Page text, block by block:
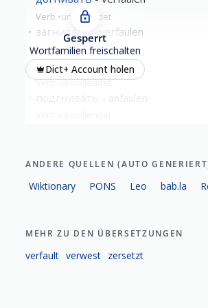
Verb unvollendet
загнива́ть verfaulen
Verb unvollendet
отгнива́ть abfaulen
Verb unvollendet
подгнива́ть
Gesperrt
Wortfamilien freischalten
Dict+ Account holen
ANDERE QUELLEN (AUTO
Wiktionary PONS Leo bab.la
MEHR ZU DEN ÜBERSETZUNGEN
verfault verwest zersetzt